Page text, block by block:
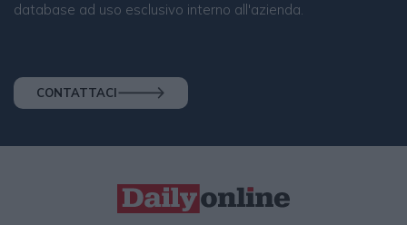
database ad uso esclusivo interno all'azienda.
CONTATTACI